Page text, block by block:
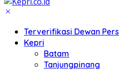
Terverifikasi Dewan Pers
Kepri
Batam
Tanjungpinang